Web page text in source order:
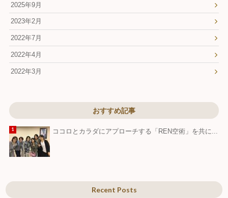
2025年9月
2023年2月
2022年7月
2022年4月
2022年3月
おすすめ記事
ココロとカラダにアプローチする「REN空術」を共に...
Recent Posts